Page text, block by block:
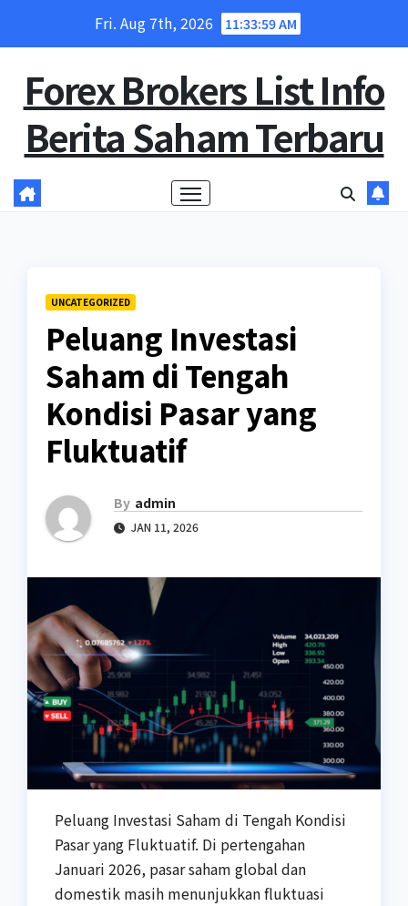
Fri. Aug 7th, 2026 11:34:00 AM
Forex Brokers List Info
Berita Saham Terbaru
UNCATEGORIZED
Peluang Investasi
Saham di Tengah
Kondisi Pasar yang
Fluktuatif
By admin
JAN 11, 2026
Peluang Investasi Saham di Tengah Kondisi
Pasar yang Fluktuatif. Di pertengahan
Januari 2026, pasar saham global dan
domestik masih menunjukkan fluktuasi